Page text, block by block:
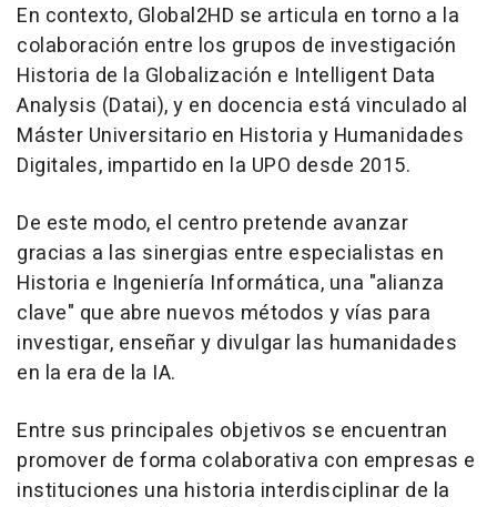
En contexto, Global2HD se articula en torno a la
colaboración entre los grupos de investigación
Historia de la Globalización e Intelligent Data
Analysis (Datai), y en docencia está vinculado al
Máster Universitario en Historia y Humanidades
Digitales, impartido en la UPO desde 2015.
De este modo, el centro pretende avanzar
gracias a las sinergias entre especialistas en
Historia e Ingeniería Informática, una "alianza
clave" que abre nuevos métodos y vías para
investigar, enseñar y divulgar las humanidades
en la era de la IA.
Entre sus principales objetivos se encuentran
promover de forma colaborativa con empresas e
instituciones una historia interdisciplinar de la